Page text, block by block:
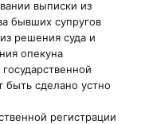
выписки из
бывших супругов
решения суда и
опекуна
быть сделано устно
регистрации